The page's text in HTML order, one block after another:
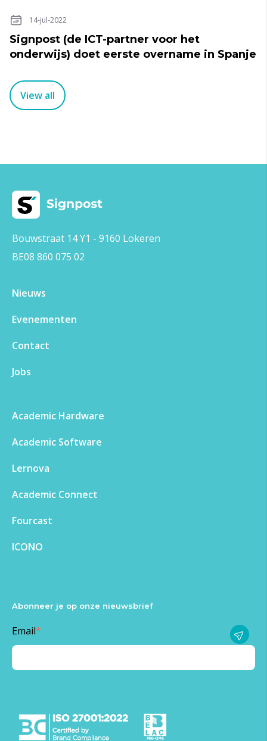
14-jul-2022
Signpost (de ICT-partner voor het
onderwijs) doet eerste overname in Spanje
View all
Bouwstraat 14 Y1 - 9160 Lokeren
BE08 860 075 02
Nieuws
Evenementen​
Contact
Jobs
Academic Hardware
Academic Software
Lernova
Academic Connect
Fourcast
ICONO
Abonneer je op onze nieuwsbrief
Email*